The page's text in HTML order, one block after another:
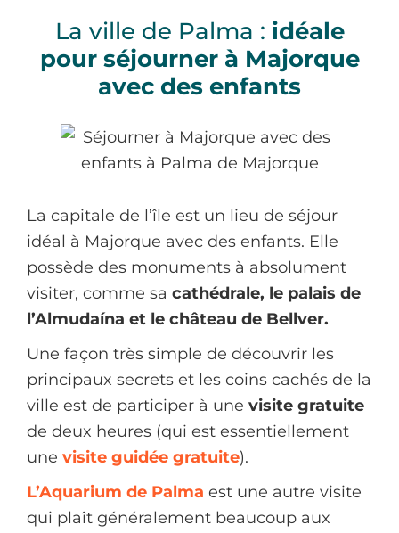
La ville de Palma : idéale
pour séjourner à Majorque
avec des enfants
La capitale de l’île est un lieu de séjour
idéal à Majorque avec des enfants. Elle
possède des monuments à absolument
visiter, comme sa cathédrale, le palais de
l’Almudaína et le château de Bellver.
Une façon très simple de découvrir les
principaux secrets et les coins cachés de la
ville est de participer à une visite gratuite
de deux heures (qui est essentiellement
une visite guidée gratuite).
L’Aquarium de Palma est une autre visite
qui plaît généralement beaucoup aux